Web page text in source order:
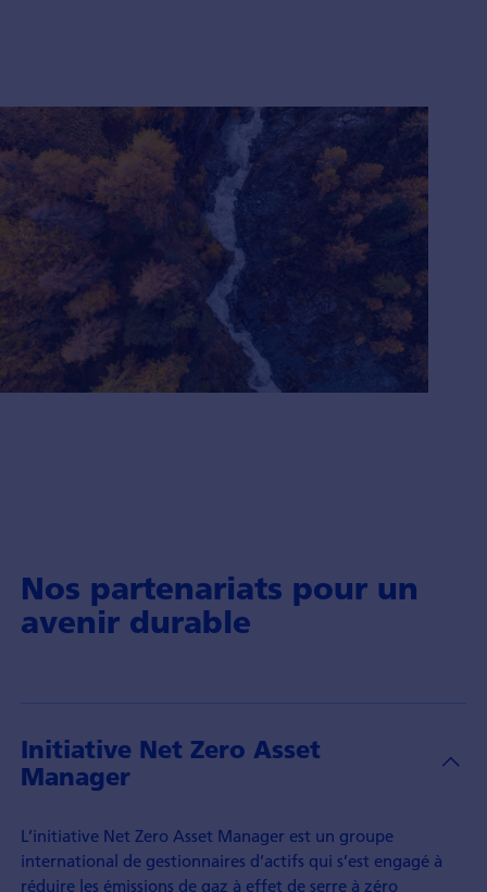
Nos partenariats pour un
avenir durable
Initiative Net Zero Asset
Manager
L’initiative Net Zero Asset Manager est un groupe
international de gestionnaires d’actifs qui s’est engagé à
réduire les émissions de gaz à effet de serre à zéro